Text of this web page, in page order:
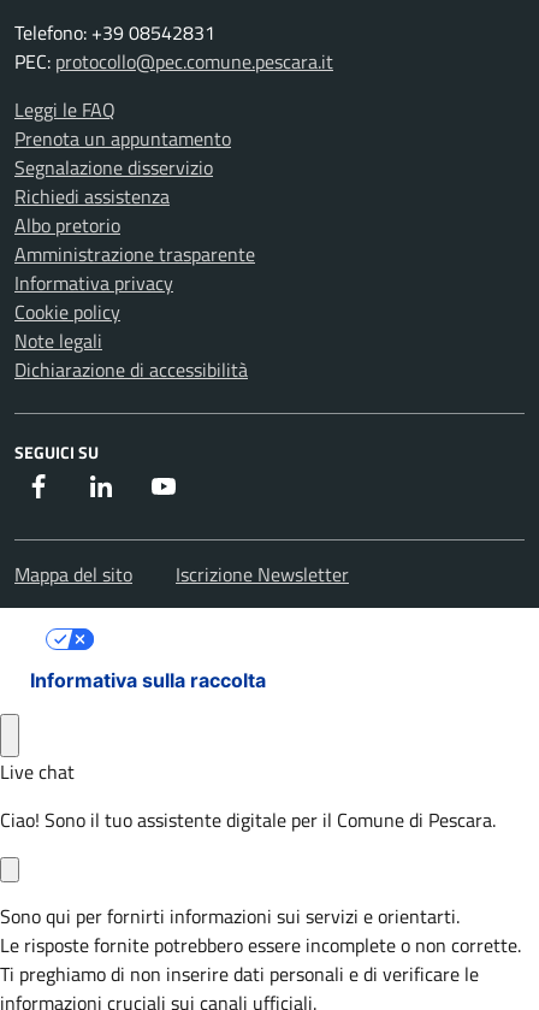
Telefono: +39 08542831
PEC: protocollo@pec.comune.pescara.it
Leggi le FAQ
Prenota un appuntamento
Segnalazione disservizio
Richiedi assistenza
Albo pretorio
Amministrazione trasparente
Informativa privacy
Cookie policy
Note legali
Dichiarazione di accessibilità
SEGUICI SU
Facebook Instagram
Mappa del sito Iscrizione Newsletter
Informativa sulla raccolta
Le tue preferenze relative alla privacy